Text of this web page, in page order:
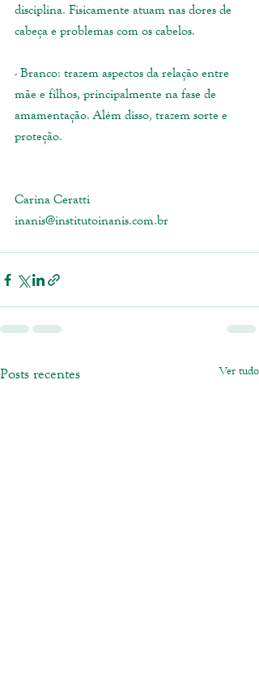
disciplina. Fisicamente atuam nas dores de
cabeça e problemas com os cabelos.
- Branco: trazem aspectos da relação entre
mãe e filhos, principalmente na fase de
amamentação. Além disso, trazem sorte e
proteção.
Carina Ceratti
inanis@institutoinanis.com.br
Posts recentes Ver tudo